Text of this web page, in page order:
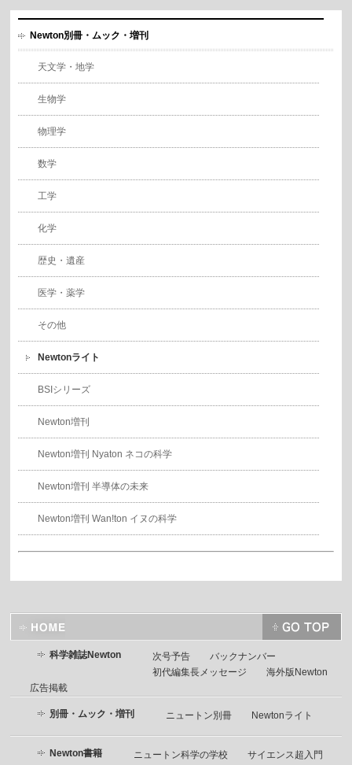
Newton別冊・ムック・増刊
天文学・地学
生物学
物理学
数学
工学
化学
歴史・遺産
医学・薬学
その他
Newtonライト
BSIシリーズ
Newton増刊
Newton増刊 Nyaton ネコの科学
Newton増刊 半導体の未来
Newton増刊 Wan!ton イヌの科学
科学雑誌Newton 次号予告
バックナンバー
初代編集長メッセージ
海外版Newton
広告掲載
別冊・ムック・増刊 ニュートン別冊 Newtonライト
Newton書籍 ニュートン科学の学校 サイエンス超入門